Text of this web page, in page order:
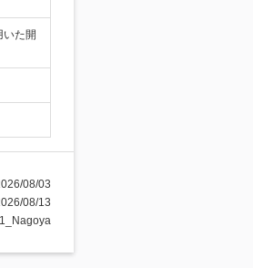
た開
08/03
08/13